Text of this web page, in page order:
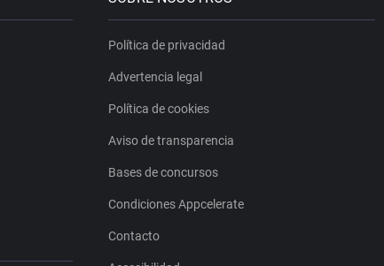
Política de privacidad
Advertencia legal
Política de cookies
Aviso de transparencia
Bases de concursos
Condiciones Appcelerate
Contacto